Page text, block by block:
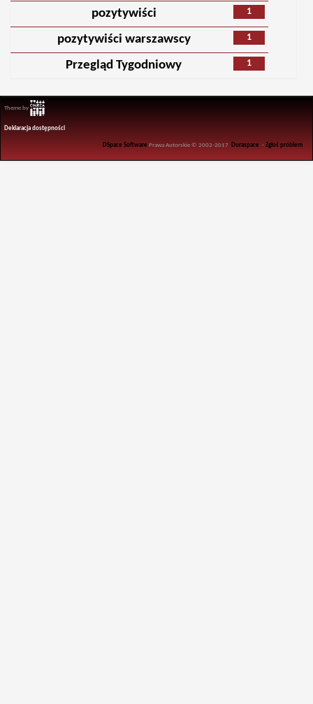
1
pozytywiści
1
pozytywiści warszawscy
1
Przegląd Tygodniowy
Theme by
Deklaracja dostępności
DSpace Software Prawa Autorskie © 2002-2017 Duraspace -Zgłoś problem